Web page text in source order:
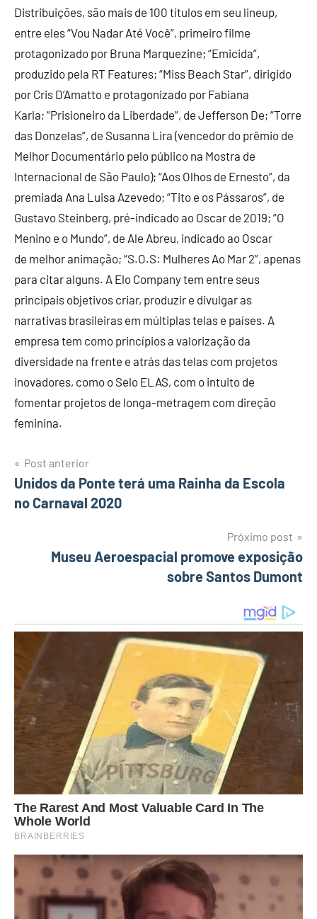
Distribuições, são mais de 100 títulos em seu lineup,
entre eles “Vou Nadar Até Você”, primeiro filme
protagonizado por Bruna Marquezine; “Emicida”,
produzido pela RT Features; “Miss Beach Star”, dirigido
por Cris D’Amatto e protagonizado por Fabiana
Karla; “Prisioneiro da Liberdade”, de Jefferson De; “Torre
das Donzelas”, de Susanna Lira (vencedor do prêmio de
Melhor Documentário pelo público na Mostra de
Internacional de São Paulo); “Aos Olhos de Ernesto”, da
premiada Ana Luisa Azevedo; “Tito e os Pássaros”, de
Gustavo Steinberg, pré-indicado ao Oscar de 2019; “O
Menino e o Mundo”, de Ale Abreu, indicado ao Oscar
de melhor animação; “S.O.S: Mulheres Ao Mar 2”, apenas
para citar alguns. A Elo Company tem entre seus
principais objetivos criar, produzir e divulgar as
narrativas brasileiras em múltiplas telas e países. A
empresa tem como princípios a valorização da
diversidade na frente e atrás das telas com projetos
inovadores, como o Selo ELAS, com o intuito de
fomentar projetos de longa-metragem com direção
feminina.
Navegação
de
Post anterior
Unidos da Ponte terá uma Rainha da Escola
no Carnaval 2020
Próximo post
Museu Aeroespacial promove exposição
sobre Santos Dumont